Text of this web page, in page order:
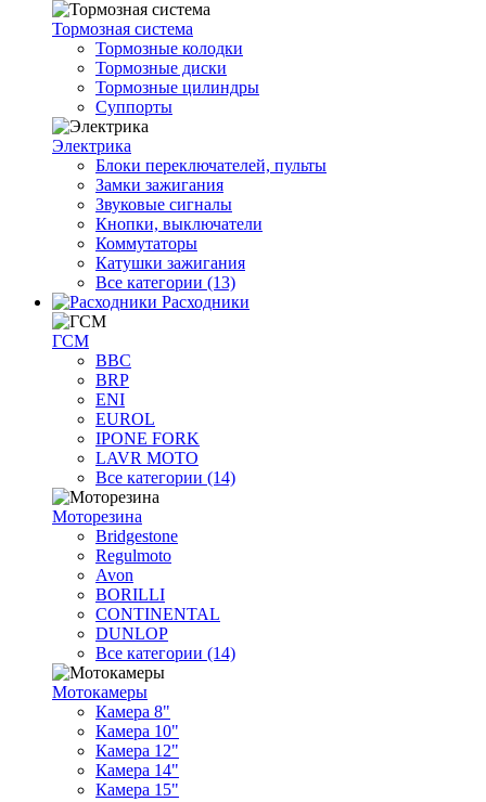
Тормозная система
Тормозные колодки
Тормозные диски
Тормозные цилиндры
Суппорты
Электрика
Блоки переключателей, пульты
Замки зажигания
Звуковые сигналы
Кнопки, выключатели
Коммутаторы
Катушки зажигания
Все категории (13)
Расходники
ГСМ
BBC
BRP
ENI
EUROL
IPONE FORK
LAVR MOTO
Все категории (14)
Моторезина
Bridgestone
Regulmoto
Avon
BORILLI
CONTINENTAL
DUNLOP
Все категории (14)
Мотокамеры
Камера 8"
Камера 10"
Камера 12"
Камера 14"
Камера 15"